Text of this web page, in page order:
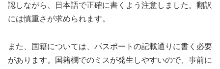
認しながら、日本語で正確に書くよう注意しました。翻訳
には慎重さが求められます。
また、国籍については、パスポートの記載通りに書く必要
があります。国籍欄でのミスが発生しやすいので、事前に